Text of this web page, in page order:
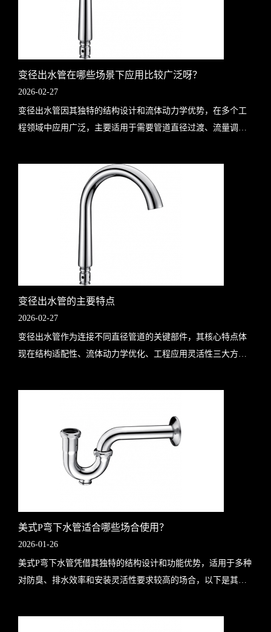
变径出水管在哪些场景下应用比较广泛呀？
2026-02-27
变径出水管因其独特的结构设计和流体动力学优势，在多个工
程领域中应用广泛，主要适用于需要管道直径过渡、流量调
及具体场景分析：一、水泵系统：核..
变径出水管的主要特点
2026-02-27
变径出水管作为连接不同直径管道的关键部件，其核心特点体
现在结构适配性、流体动力学优化、工程应用灵活性三大方
径渐变设计变径出水管通过锥形或阶..
美式P弯下水管适合哪些场合使用？
2026-01-26
美式P弯下水管凭借其独特的结构设计和功能优势，适用于多种
对防臭、排水效率和安装灵活性要求较高的场合，以下是其主
水槽：厨房是油污和食物残渣的..